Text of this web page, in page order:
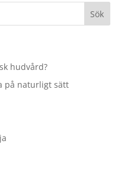
hudvård?
på naturligt sätt